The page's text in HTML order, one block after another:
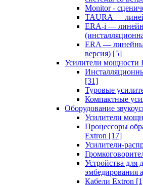
Monitor -
TAURA —
ERA-i —
ERA —
версия) [5]
Усилители мощности
[31]
Туровые
Компактные
Оборудование
Усилители
Процессоры
Extron [17]
Усилители-
Устройства для
эмбедирования
Кабели Extron